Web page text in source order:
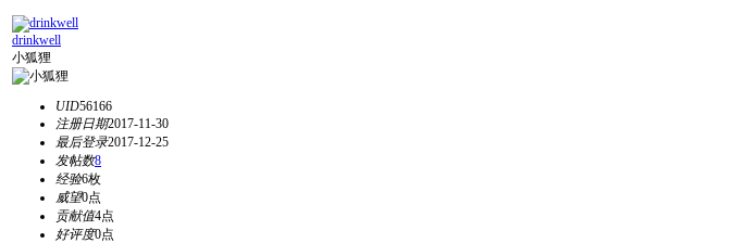
drinkwell
小狐狸
UID56166
注册日期2017-11-30
最后登录2017-12-25
发帖数8
经验6枚
威望0点
贡献值4点
好评度0点